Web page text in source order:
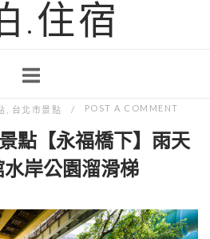
.住宿
台北市景點 POST A COMMENT
點【永福橋下】雨天
岸公園溜滑梯